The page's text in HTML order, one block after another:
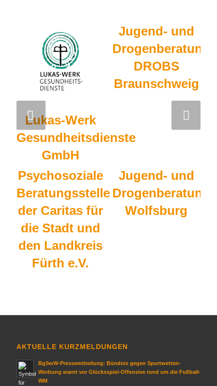
Lukas-Werk
Gesundheitsdienste
GmbH
Jugend- und
Drogenberatung
DROBS
Braunschweig
Psychosoziale
Beratungsstelle
der Caritas für
die Stadt und
den Landkreis
Fürth e.V.
Jugend- und
Drogenberatung
Wolfsburg
Weiter
AKTUELLE KURZMELDUNGEN
BgSwW-Pressemitteilung: Bündnis gegen Sportwetten-
Werbung warnt vor Glücksspiel-Offensive rund um die Fußball-
WM